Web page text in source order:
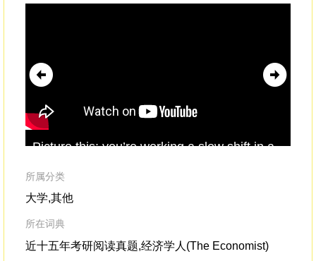
Picture this: you’re working a slow shift in a
approaches the front desk.They found a lost
wallet around the corner,
所属分类
大学,其他
所在词典
近十五年考研阅读真题,经济学人(The Economist)